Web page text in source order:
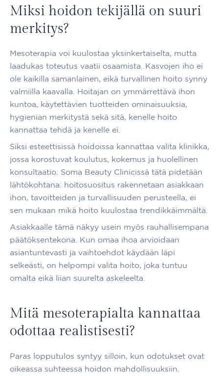
Miksi hoidon tekijällä on suuri
merkitys?
Mesoterapia voi kuulostaa yksinkertaiselta, mutta
laadukas toteutus vaatii osaamista. Kasvojen iho ei
ole kaikilla samanlainen, eikä turvallinen hoito synny
valmiilla kaavalla. Hoitajan on ymmärrettävä ihon
kuntoa, käytettävien tuotteiden ominaisuuksia,
hygienian merkitystä sekä sitä, kenelle hoito
kannattaa tehdä ja kenelle ei.
Siksi esteettisissä hoidoissa kannattaa valita klinikka,
jossa korostuvat koulutus, kokemus ja huolellinen
konsultaatio. Soma Beauty Clinicissä tätä pidetään
lähtökohtana: hoitosuositus rakennetaan asiakkaan
ihon, tavoitteiden ja turvallisuuden perusteella, ei
sen mukaan mikä hoito kuulostaa trendikkäimmältä.
Asiakkaalle tämä näkyy usein myös rauhallisempana
päätöksentekona. Kun omaa ihoa arvioidaan
asiantuntevasti ja vaihtoehdot käydään läpi
selkeästi, on helpompi valita hoito, joka tuntuu
omalta eikä liian suurelta askeleelta.
Mitä mesoterapialta kannattaa
odottaa realistisesti?
Paras lopputulos syntyy silloin, kun odotukset ovat
oikeassa suhteessa hoidon mahdollisuuksiin.